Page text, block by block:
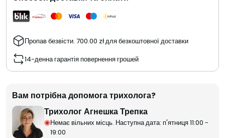
Пропав безвісти. 700.00 złдля безкоштовної доставки
14-денна гарантія повернення грошей
Вам потрібна допомога трихолога?
Трихолог Агнешка Трепка
Немає вільних місць. Наступна дата: п'ятниця 11:00 -
19:00